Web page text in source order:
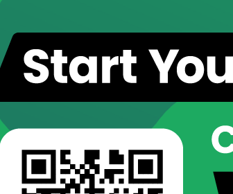
少々使用感はありますが、キズや汚れが少
とても使用感のある商品。傷や汚れなどが
色濃く使用感があり、傷や汚れが多く目立